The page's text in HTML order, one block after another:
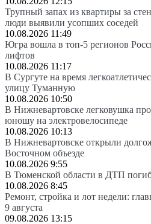
Трупный запах из квартиры за
люди выявили усопших соседей
10.08.2026 11:49
Югра вошла в топ-5 регионов
лифтов
10.08.2026 11:17
В Сургуте на время
улицу Туманную
10.08.2026 10:50
В Нижневартовске легковушка
юношу на электровелосипеде
10.08.2026 10:13
В Нижневартовске открыли
Восточном объезде
10.08.2026 9:55
В Тюменской области в ДТП
10.08.2026 8:45
Ремонт, стройка и лот недели:
9 августа
09.08.2026 13:15